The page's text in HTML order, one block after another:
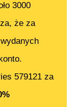
3000
że za
579121 za